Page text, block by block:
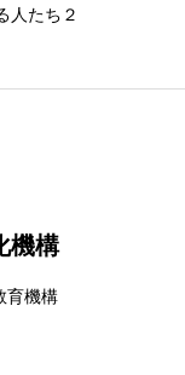
人たち２
機構
育機構